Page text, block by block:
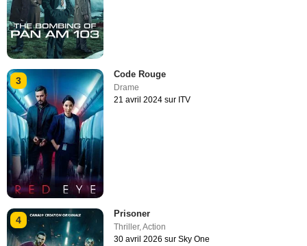
3
Code Rouge
Drame
21 avril 2024 sur ITV
4
Prisoner
Thriller,Action
30 avril 2026 sur Sky One